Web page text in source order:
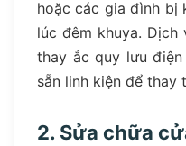
hoặc các gia đình bị
lúc đêm khuya.
thay ắc quy lưu
sẵn linh kiện để thay
2. Sửa chữa